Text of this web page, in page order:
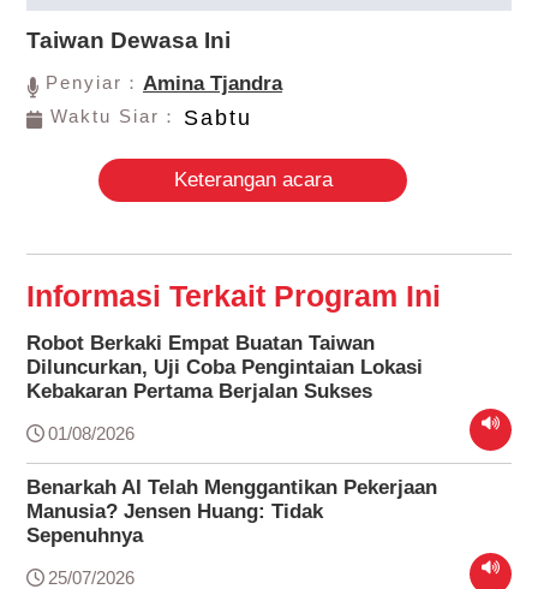
Taiwan Dewasa Ini
Penyiar： Amina Tjandra
Waktu Siar： Sabtu
Keterangan acara
Informasi Terkait Program Ini
Robot Berkaki Empat Buatan Taiwan
Diluncurkan, Uji Coba Pengintaian Lokasi
Kebakaran Pertama Berjalan Sukses
01/08/2026
Benarkah AI Telah Menggantikan Pekerjaan
Manusia? Jensen Huang: Tidak
Sepenuhnya
25/07/2026